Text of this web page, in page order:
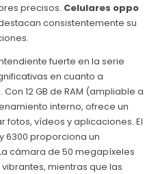
precisos. Celulares oppo
consistentemente su
fuerte en la serie
en cuanto a
12 GB de RAM (ampliable a
interno, ofrece un
vídeos y aplicaciones. El
6300 proporciona un
cámara de 50 megapíxeles
mientras que las